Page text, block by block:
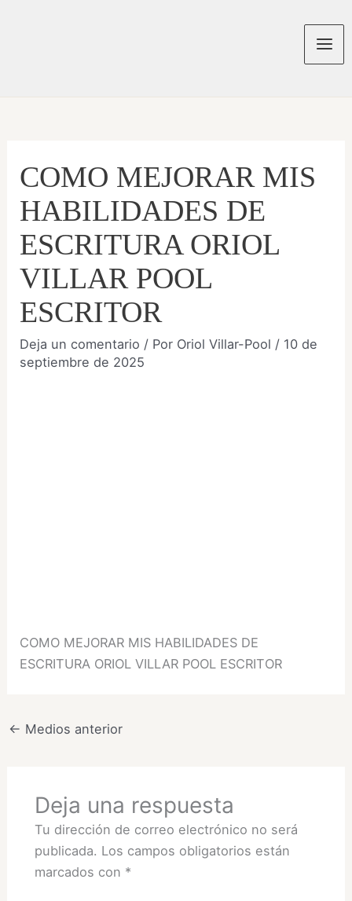
COMO MEJORAR MIS
HABILIDADES DE
ESCRITURA ORIOL
VILLAR POOL
ESCRITOR
Deja un comentario / Por Oriol Villar-Pool / 10 de
septiembre de 2025
COMO MEJORAR MIS HABILIDADES DE
ESCRITURA ORIOL VILLAR POOL ESCRITOR
← Medios anterior
Deja una respuesta
Tu dirección de correo electrónico no será
publicada. Los campos obligatorios están
marcados con *